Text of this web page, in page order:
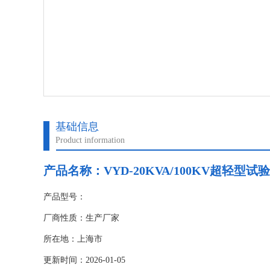
基础信息
Product information
产品名称： VYD-20KVA/100KV超轻型试
产品型号：
厂商性质：生产厂家
所在地：上海市
更新时间：2026-01-05